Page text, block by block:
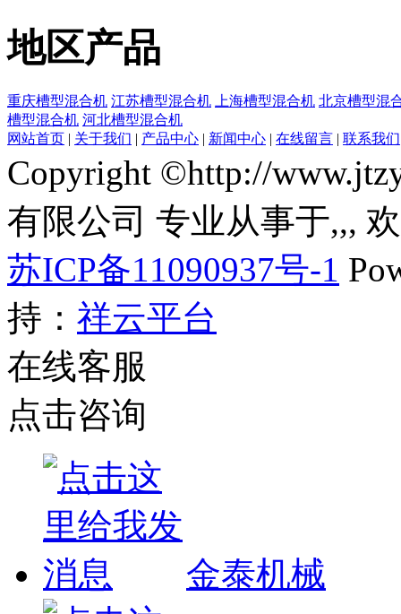
地区产品
重庆槽型混合机 江苏槽型混合机 上海槽型混合机 北京槽型混
槽型混合机 河北槽型混合机
网站首页 | 关于我们 | 产品中心 | 新闻中心 | 在线留言 | 联系我们
Copyright ©http://
有限公司 专业从事于,,,
苏ICP备11090937号-1
持： 祥云平台
在线客服
点击咨询
金泰机械